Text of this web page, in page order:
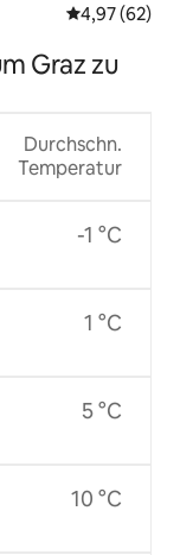
4,97 (62)
Graz zu
Durchschn.
Temperatur
-1 °C
1 °C
5 °C
10 °C